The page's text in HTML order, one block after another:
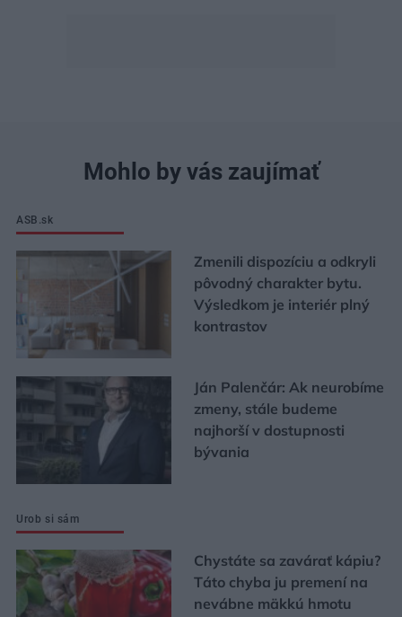
Mohlo by vás zaujímať
ASB.sk
Zmenili dispozíciu a odkryli
pôvodný charakter bytu.
Výsledkom je interiér plný
kontrastov
Ján Palenčár: Ak neurobíme
zmeny, stále budeme
najhorší v dostupnosti
bývania
Urob si sám
Chystáte sa zavárať kápiu?
Táto chyba ju premení na
nevábne mäkkú hmotu